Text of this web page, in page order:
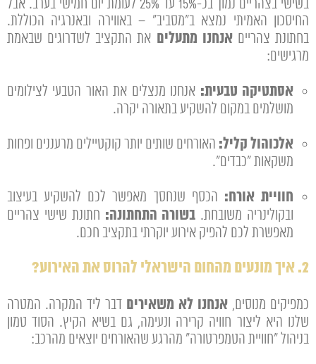
בשישי בצהריים נמוך בכ-15% עד 25% לעומת יום חמישי בערב. אבל
החיסכון האמיתי נמצא ב"מסביב" – באווירה ובאנרגיה הכוללת.
בחתונת צהרייםאנחנו מתעלים את התקציב לשדרוגים שבאמת
מרגישים:
אסתטיקה טבעית: אנחנו מנצלים את האור הטבעי לצילומים
מושלמים במקום להשקיע בתאורה יקרה.
אלכוהול קליל: האורחים שותים יותר קוקטיילים מרעננים ופחות
משקאות "כבדים".
חוויית אורח: הכסף שנחסך מאפשר לכם להשקיע בעיצוב
ובקולינריה משובחת. בשורה התחתונה: חתונת שישי צהריים
מאפשרת לכם להפיק אירוע יוקרתי בתקציב חכם.
2. איך מונעים מהחום הישראלי להרוס את האירוע?
כמפיקים מנוסים, אנחנו לא משאירים דבר ליד המקרה. המטרה
שלנו היא ליצור חוויה קרירה ונעימה, גם בשיא הקיץ. הסוד טמון
בניהול "חוויית הטמפרטורה" מהרגע שהאורחים יוצאים מהרכב: